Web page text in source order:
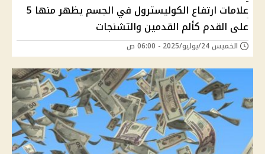
علامات ارتفاع الكوليسترول في الجسم يظهر منها 5
على القدم كألم القدمين والتشنجات
الخميس 24/يوليو/2025 - 06:00 ص